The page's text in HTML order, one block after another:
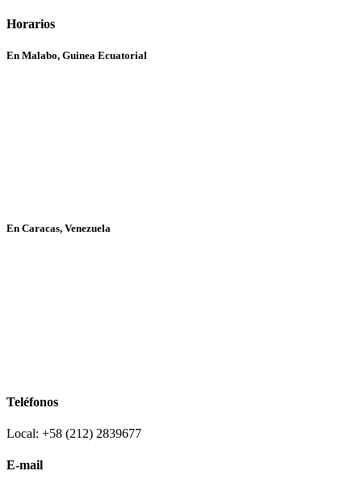
Horarios
En Malabo, Guinea Ecuatorial
En Caracas, Venezuela
Teléfonos
Local: +58 (212) 2839677
E-mail